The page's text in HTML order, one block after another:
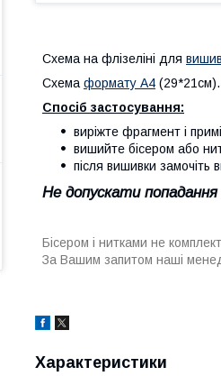
Схема на флізеліні для
Схема формату А4 (29*21см).
Спосіб застосування:
виріжте фрагмент і
вишийте бісером або
після вишивки замочіть
Не допускати
Бісером і нитками не
За Вашим запитом наші
Характеристики